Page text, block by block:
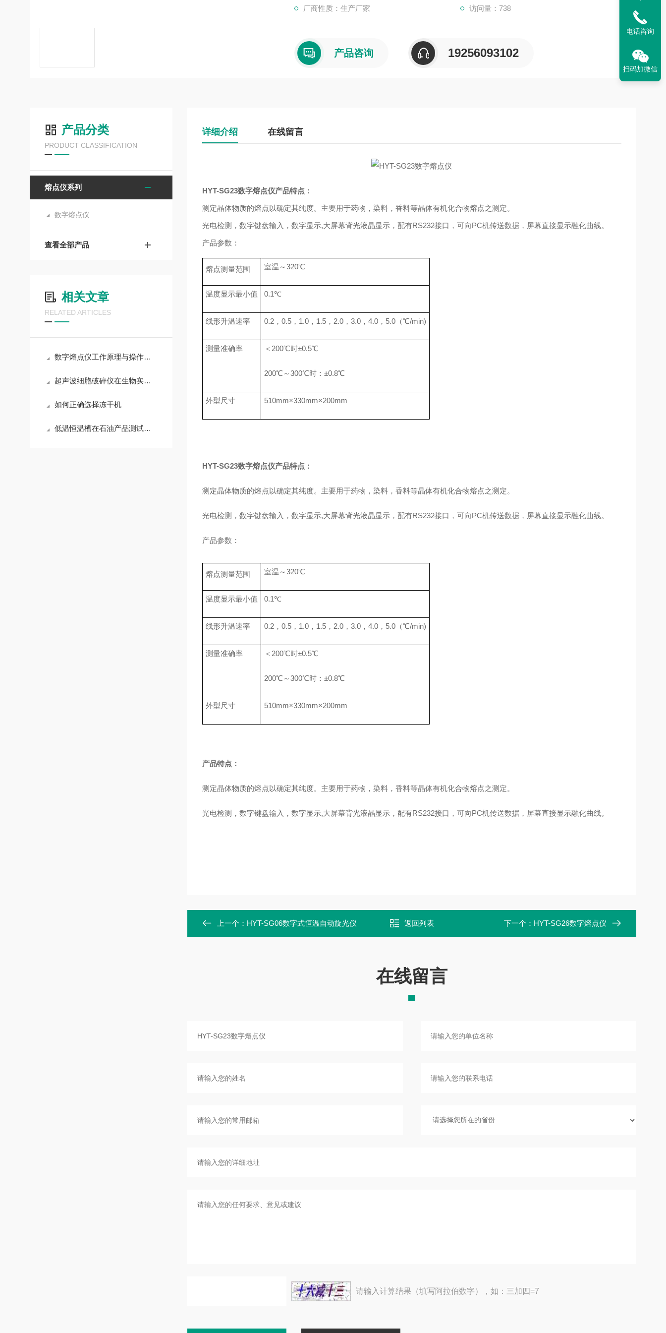
厂商性质：生产厂家 访问量：738
产品咨询 19256093102
产品分类
PRODUCT CLASSIFICATION
熔点仪系列
数字熔点仪
查看全部产品
相关文章
RELATED ARTICLES
数字熔点仪工作原理与操作要点
超声波细胞破碎仪在生物实验中的应用
如何正确选择冻干机
低温恒温槽在石油产品测试中的应用
详细介绍 在线留言
HYT-SG23数字熔点仪产品特点 ：
测定晶体物质的熔点以确定其纯度。主要用于药物，染料，香料等晶体有机化合物熔点之测定。
光电检测，数字键盘输入，数字显示,大屏幕背光液晶显示，配有RS232接口，可向PC机传送数据，屏幕直接显示融化曲线。
产品参数：
熔点测量范围 室温 ～320℃
温度显示最小值 0.1℃
线形升温速率 0.2，0.5，1.0，1.5，2.0，3.0，4.0，5.0（℃/min)
测量准确率 ＜200℃时±0.5℃
200℃～300℃时：±0.8℃
外型尺寸 510mm×330mm×200mm
HYT-SG23数字熔点仪产品特点 ：
测定晶体物质的熔点以确定其纯度。主要用于药物，染料，香料等晶体有机化合物熔点之测定。
光电检测，数字键盘输入，数字显示,大屏幕背光液晶显示，配有RS232接口，可向PC机传送数据，屏幕直接显示融化曲线。
产品参数：
熔点测量范围 室温 ～320℃
温度显示最小值 0.1℃
线形升温速率 0.2，0.5，1.0，1.5，2.0，3.0，4.0，5.0（℃/min)
测量准确率 ＜200℃时±0.5℃
200℃～300℃时：±0.8℃
外型尺寸 510mm×330mm×200mm
产品特点 ：
测定晶体物质的熔点以确定其纯度。主要用于药物，染料，香料等晶体有机化合物熔点之测定。
光电检测，数字键盘输入，数字显示,大屏幕背光液晶显示，配有RS232接口，可向PC机传送数据，屏幕直接显示融化曲线。
上一个： HYT-SG06数字式恒温自动旋光仪 返回列表 下一个： HYT-SG26数字熔点仪
在线留言
请输入计算结果（填写阿拉伯数字），如：三加四=7
电话咨询
扫码加微信